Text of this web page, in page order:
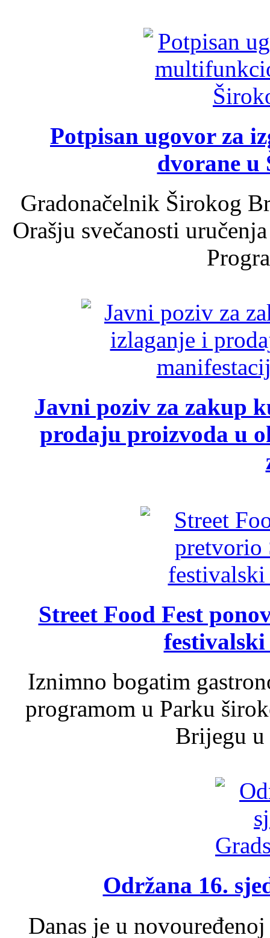
Potpisan ugovor za
dvorane u
Gradonačelnik Širokog
Orašju svečanosti
Javni poziv za zakup
prodaju proizvoda u
Street Food Fest
Iznimno bogatim
programom u Parku
Brijegu u
Održana 16.
Danas je u